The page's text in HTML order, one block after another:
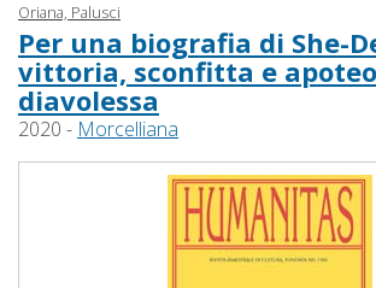
Oriana, Palusci
Per una biografia di She-
vittoria, sconfitta e
diavolessa
2020 - Morcelliana